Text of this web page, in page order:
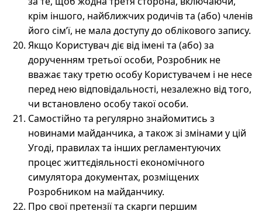
крім іншого, найближчих родичів та (або) членів
його сім’ї, не мала доступу до облікового запису.
Якщо Користувач діє від імені та (або) за
дорученням третьої особи, Розробник не
вважає таку третю особу Користувачем і не несе
перед нею відповідальності, незалежно від того,
чи встановлено особу такої особи.
Самостійно та регулярно знайомитись з
новинами майданчика, а також зі змінами у цій
Угоді, правилах та інших регламентуючих
процес життєдіяльності економічного
симулятора документах, розміщених
Розробником на майданчику.
Про свої претензії та скарги першим